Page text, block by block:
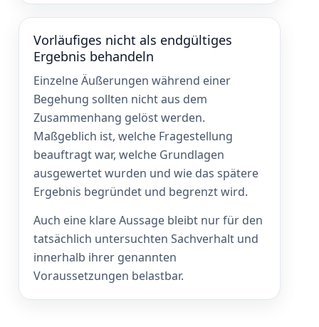
Vorläufiges nicht als endgültiges
Ergebnis behandeln
Einzelne Äußerungen während einer
Begehung sollten nicht aus dem
Zusammenhang gelöst werden.
Maßgeblich ist, welche Fragestellung
beauftragt war, welche Grundlagen
ausgewertet wurden und wie das spätere
Ergebnis begründet und begrenzt wird.
Auch eine klare Aussage bleibt nur für den
tatsächlich untersuchten Sachverhalt und
innerhalb ihrer genannten
Voraussetzungen belastbar.